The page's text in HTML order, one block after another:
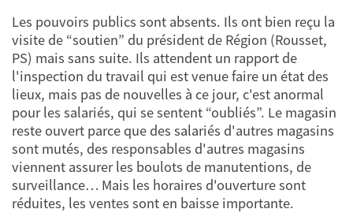
Les pouvoirs publics sont absents. Ils ont bien reçu la
visite de “soutien” du président de Région (Rousset,
PS) mais sans suite. Ils attendent un rapport de
l'inspection du travail qui est venue faire un état des
lieux, mais pas de nouvelles à ce jour, c'est anormal
pour les salariés, qui se sentent “oubliés”. Le magasin
reste ouvert parce que des salariés d'autres magasins
sont mutés, des responsables d'autres magasins
viennent assurer les boulots de manutentions, de
surveillance… Mais les horaires d'ouverture sont
réduites, les ventes sont en baisse importante.